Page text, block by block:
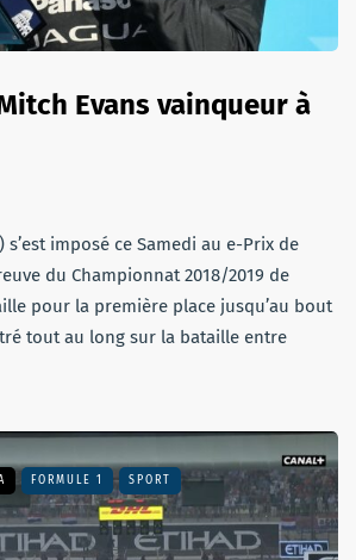
Evans vainqueur à
s’est imposé ce Samedi au e-Prix de
du Championnat 2018/2019 de
pour la première place jusqu’au bout
tout au long sur la bataille entre
FORMULE 1 SPORT